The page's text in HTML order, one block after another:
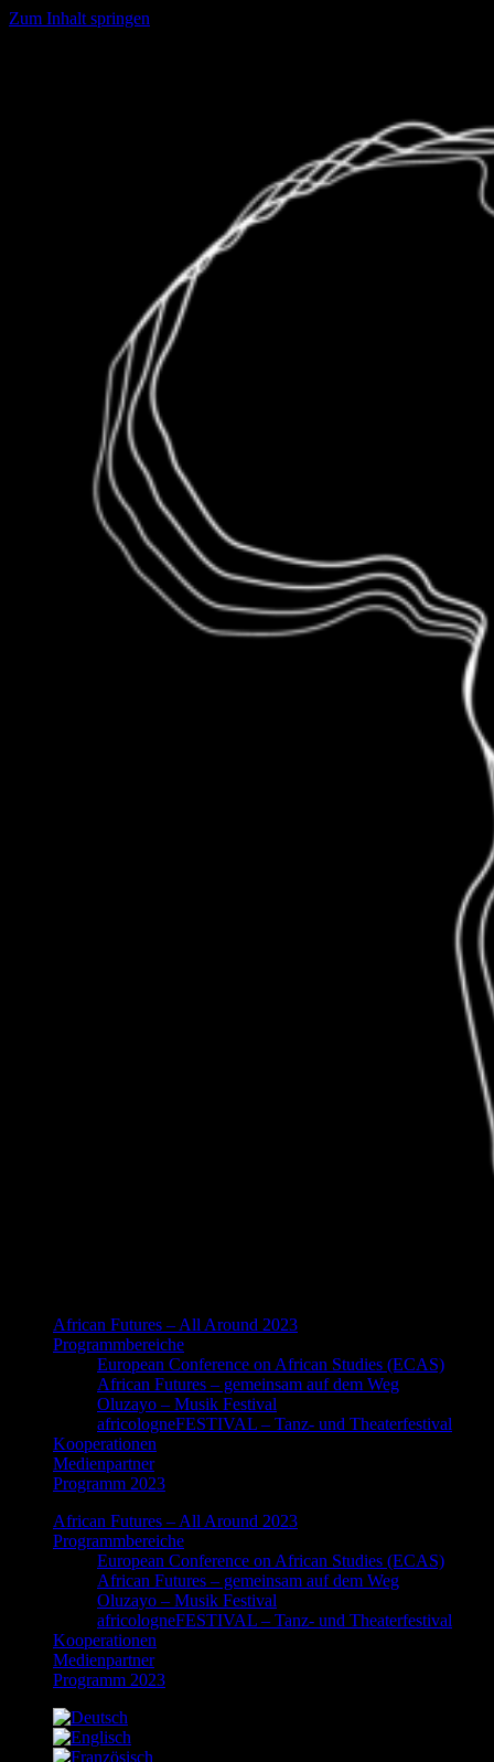
Zum Inhalt springen
African Futures – All Around 2023
Programmbereiche
European Conference on African Studies (ECAS)
African Futures – gemeinsam auf dem Weg
Oluzayo – Musik Festival
africologneFESTIVAL – Tanz- und Theaterfestival
Kooperationen
Medienpartner
Programm 2023
African Futures – All Around 2023
Programmbereiche
European Conference on African Studies (ECAS)
African Futures – gemeinsam auf dem Weg
Oluzayo – Musik Festival
africologneFESTIVAL – Tanz- und Theaterfestival
Kooperationen
Medienpartner
Programm 2023